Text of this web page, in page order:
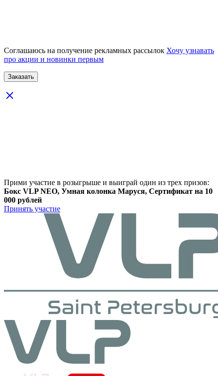
Соглашаюсь на получение рекламных рассылок Хочу узнавать
про акции и новинки первым
Прими участие в розыгрыше и выиграй один из трех призов:
Бокс VLP NEO, Умная колонка Маруся, Сертификат на 10
000 рублей
Принять участие